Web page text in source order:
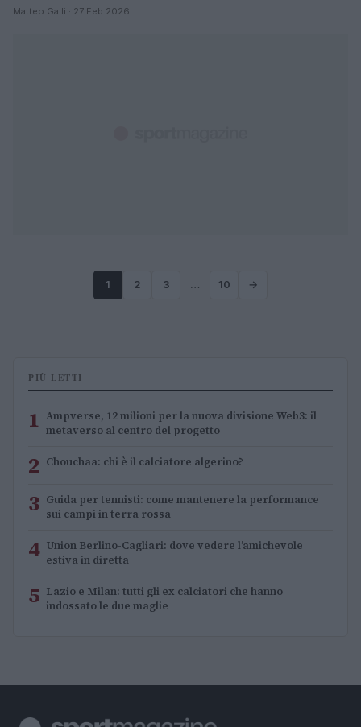
Matteo Galli · 27 Feb 2026
1 2 3 … 10 →
PIÙ LETTI
1 Ampverse, 12 milioni per la nuova divisione Web3: il
metaverso al centro del progetto
2 Chouchaa: chi è il calciatore algerino?
3 Guida per tennisti: come mantenere la performance
sui campi in terra rossa
4 Union Berlino-Cagliari: dove vedere l’amichevole
estiva in diretta
5 Lazio e Milan: tutti gli ex calciatori che hanno
indossato le due maglie